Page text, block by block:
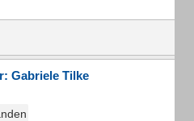
Gabriele Tilke